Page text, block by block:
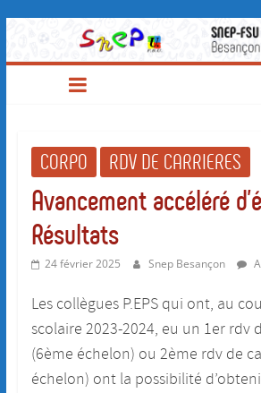
SNEP-
FSU
Besançon
CORPO RDV DE CARRIERES
Avancement accéléré
Résultats
24 février 2025 Snep Besançon
Les collègues P.EPS qui ont, au
scolaire 2023-2024, eu un 1er rdv
(6ème échelon) ou 2ème rdv de
échelon) ont la possibilité